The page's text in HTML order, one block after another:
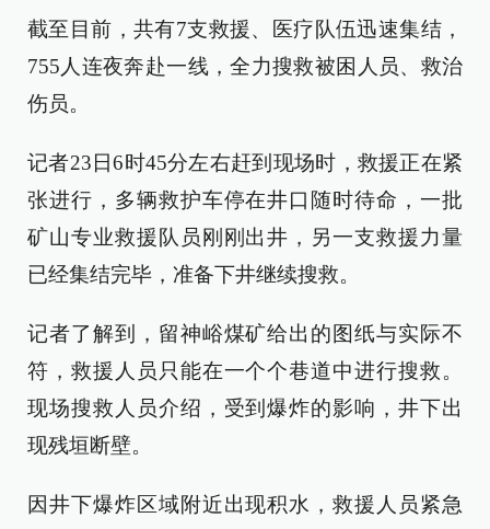
截至目前，共有7支救援、医疗队伍迅速集结，
755人连夜奔赴一线，全力搜救被困人员、救治
伤员。
记者23日6时45分左右赶到现场时，救援正在紧
张进行，多辆救护车停在井口随时待命，一批
矿山专业救援队员刚刚出井，另一支救援力量
已经集结完毕，准备下井继续搜救。
记者了解到，留神峪煤矿给出的图纸与实际不
符，救援人员只能在一个个巷道中进行搜救。
现场搜救人员介绍，受到爆炸的影响，井下出
现残垣断壁。
因井下爆炸区域附近出现积水，救援人员紧急